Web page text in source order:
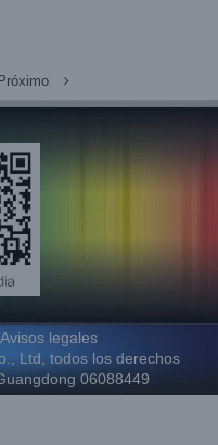
Próximo
Avisos legales
Ltd, todos los derechos
06088449